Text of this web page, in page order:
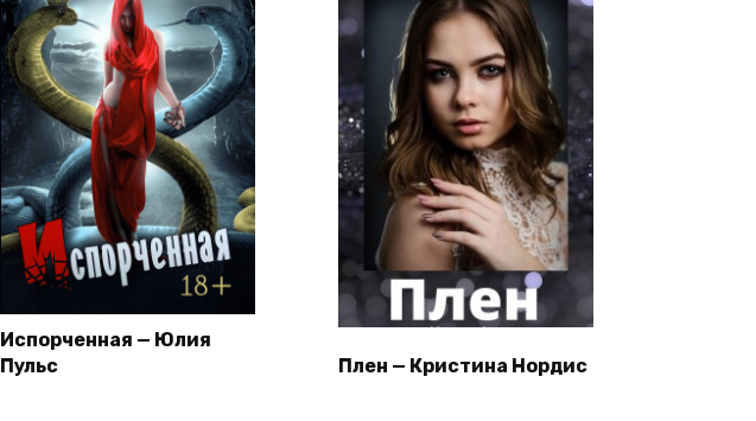
Испорченная — Юлия
Пульс
Плен — Кристина Нордис